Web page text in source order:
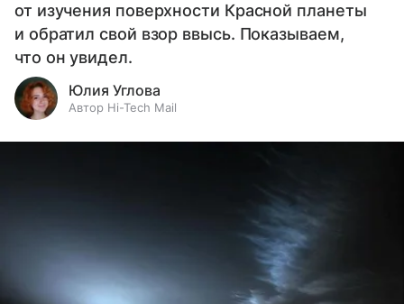
от изучения поверхности Красной планеты
и обратил свой взор ввысь. Показываем,
что он увидел.
Юлия Углова
Автор Hi-Tech Mail